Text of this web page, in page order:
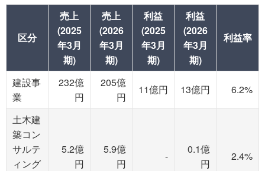
区分
売上
(2025
年3月
期)
売上
(2026
年3月
期)
利益
(2025
年3月
期)
利益
(2026
年3月
期)
利益率
建設事
業
232億
円
205億
円
11億円 13億円 6.2%
土木建
築コン
サルテ
ィング
5.2億
円
5.9億
円
-
0.1億
円
2.4%